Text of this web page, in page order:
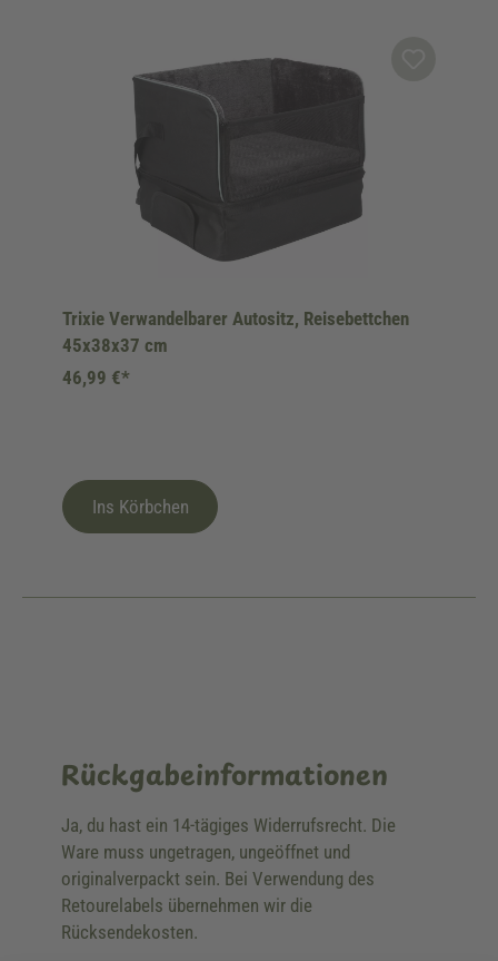
Trixie Verwandelbarer Autositz, Reisebettchen
45x38x37 cm
46,99 €*
Ins Körbchen
Rückgabeinformationen
Ja, du hast ein 14-tägiges Widerrufsrecht. Die
Ware muss ungetragen, ungeöffnet und
originalverpackt sein. Bei Verwendung des
Retourelabels übernehmen wir die
Rücksendekosten.